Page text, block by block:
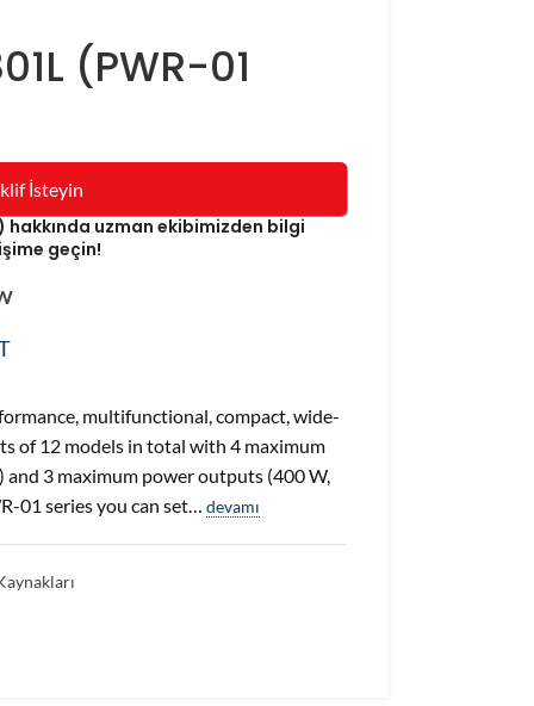
(PWR-01
İsteyin
hakkında uzman ekibimizden bilgi
geçin!
multifunctional, compact, wide-
of 12 models in total with 4 maximum
3 maximum power outputs (400 W,
01 series you can set… devamı